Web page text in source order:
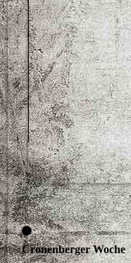
Cronenberger Woche